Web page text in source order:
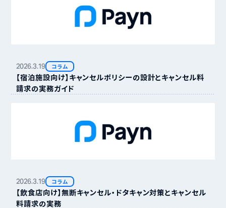
2026.3.19 コラム
【宿泊施設向け】キャンセルポリシーの設計とキャンセル料
請求の実務ガイド
2026.3.19 コラム
【飲食店向け】無断キャンセル・ドタキャン対策とキャンセル
料請求の実務